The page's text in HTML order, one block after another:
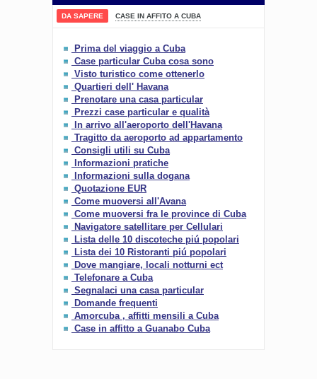
DA SAPERE CASE IN AFFITO A CUBA
Prima del viaggio a Cuba
Case particular Cuba cosa sono
Visto turistico come ottenerlo
Quartieri dell' Havana
Prenotare una casa particular
Prezzi case particular e qualità
In arrivo all'aeroporto dell'Havana
Tragitto da aeroporto ad appartamento
Consigli utili su Cuba
Informazioni pratiche
Informazioni sulla dogana
Quotazione EUR
Come muoversi all'Avana
Come muoversi fra le province di Cuba
Navigatore satellitare per Cellulari
Lista delle 10 discoteche piú popolari
Lista dei 10 Ristoranti piú popolari
Dove mangiare, locali notturni ect
Telefonare a Cuba
Segnalaci una casa particular
Domande frequenti
Amorcuba , affitti mensili a Cuba
Case in affitto a Guanabo Cuba